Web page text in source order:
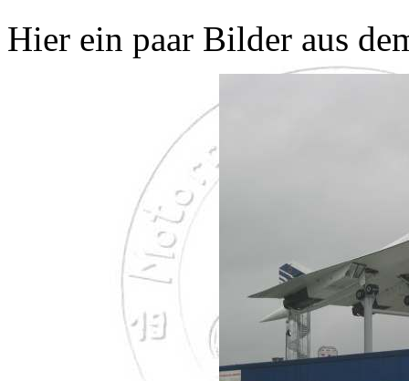
Hier ein paar Bilder aus